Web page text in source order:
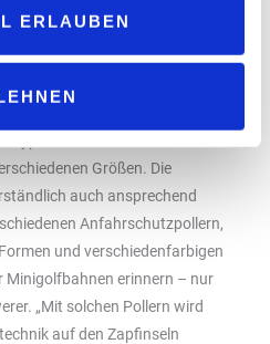
ERLAUBEN
sie zunächst eine Ausstellung
extra für das Magazin
Größen. Die
auch ansprechend
Anfahrschutzpollern,
und verschiedenfarbigen
Minigolfbahnen erinnern – nur
„Mit solchen Pollern wird
auf den Zapfinseln